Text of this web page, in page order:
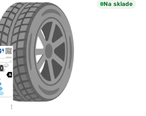
Na sklade